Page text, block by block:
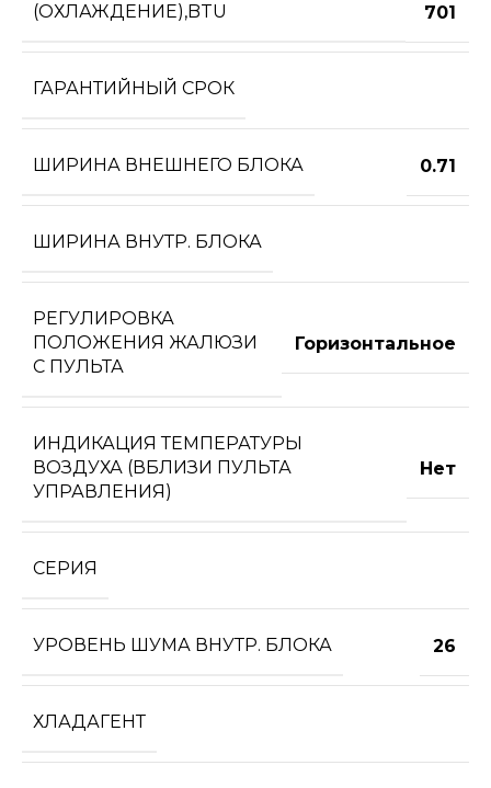
(ОХЛАЖДЕНИЕ),BTU
701
ГАРАНТИЙНЫЙ СРОК
ШИРИНА ВНЕШНЕГО БЛОКА 0.71
ШИРИНА ВНУТР. БЛОКА
РЕГУЛИРОВКА
ПОЛОЖЕНИЯ ЖАЛЮЗИ
С ПУЛЬТА
Горизонтальное
ИНДИКАЦИЯ ТЕМПЕРАТУРЫ
ВОЗДУХА (ВБЛИЗИ ПУЛЬТА
УПРАВЛЕНИЯ)
Нет
СЕРИЯ
УРОВЕНЬ ШУМА ВНУТР. БЛОКА 26
ХЛАДАГЕНТ